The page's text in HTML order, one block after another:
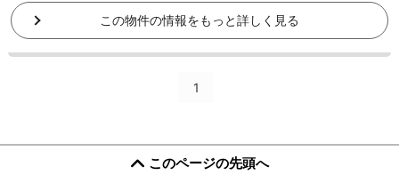
この物件の情報をもっと詳しく見る
1
このページの先頭へ